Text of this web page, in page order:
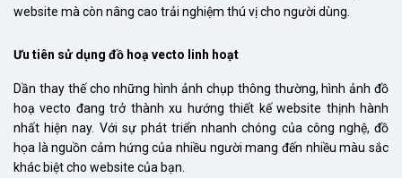
website mà còn nâng cao trải nghiệm thú vị cho người dùng.
Ưu tiên sử dụng đồ hoạ vecto linh hoạt
Dần thay thế cho những hình ảnh chụp thông thường, hình ảnh đồ
hoạ vecto đang trở thành xu hướng thiết kế website thịnh hành
nhất hiện nay. Với sự phát triển nhanh chóng của công nghệ, đồ
họa là nguồn cảm hứng của nhiều người mang đến nhiều màu sắc
khác biệt cho website của bạn.